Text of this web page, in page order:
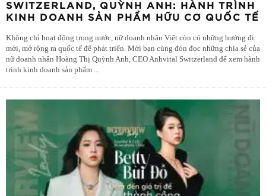
SWITZERLAND, QUỲNH ANH: HÀNH TRÌNH
KINH DOANH SẢN PHẨM HỮU CƠ QUỐC TẾ
Không chỉ hoạt động trong nước, nữ doanh nhân Việt còn có những hướng đi
mới, mở rộng ra quốc tế để phát triển. Mời bạn cùng đón đọc những chia sẻ của
nữ doanh nhân Hoàng Thị Quỳnh Anh, CEO Anhvital Switzerland để xem hành
trình kinh doanh sản phẩm ...